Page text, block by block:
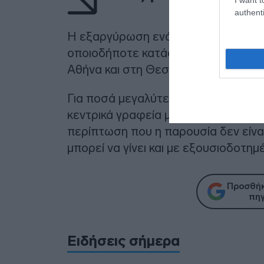
Η εξαργύρωση ενός δελτίου με
οποιοδήποτε κατάστημα Allwyn
Αθήνα και στη Θεσσαλονίκη.
Για ποσά μεγαλύτερα από
κεντρικά γραφεία μας στην Αθήνα
περίπτωση που η παρουσία δεν
μπορεί να γίνει και με
Ειδήσεις σήμερα